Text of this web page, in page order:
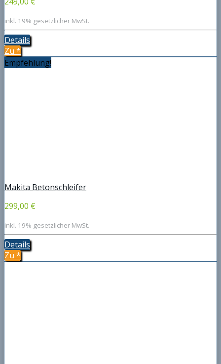
inkl. 19% gesetzlicher MwSt.
Details
Zu *
Empfehlung!
Makita Betonschleifer
299,00 €
inkl. 19% gesetzlicher MwSt.
Details
Zu *